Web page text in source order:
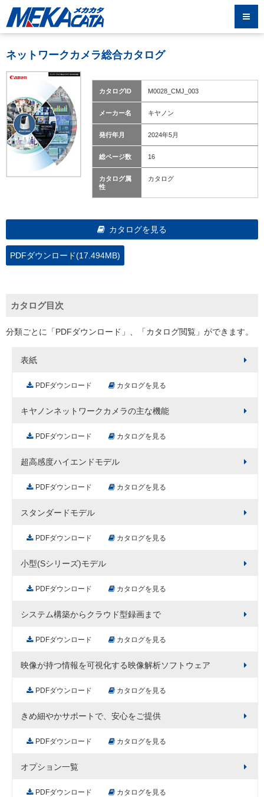
ネットワークカメラ総合カタログ
カタログID M0028_CMJ_003
メーカー名 キヤノン
発行年月 2024年5月
総ページ数 16
カタログ属
性
カタログ
カタログを見る
PDFダウンロード(17.494MB)
カタログ目次
分類ごとに「PDFダウンロード」、「カタログ閲覧」ができます。
表紙
PDFダウンロード カタログを見る
キヤノンネットワークカメラの主な機能
PDFダウンロード カタログを見る
超高感度ハイエンドモデル
PDFダウンロード カタログを見る
スタンダードモデル
PDFダウンロード カタログを見る
小型(Sシリーズ)モデル
PDFダウンロード カタログを見る
システム構築からクラウド型録画まで
PDFダウンロード カタログを見る
映像が持つ情報を可視化する映像解析ソフトウェア
PDFダウンロード カタログを見る
きめ細やかサポートで、安心をご提供
PDFダウンロード カタログを見る
オプション一覧
PDFダウンロード カタログを見る